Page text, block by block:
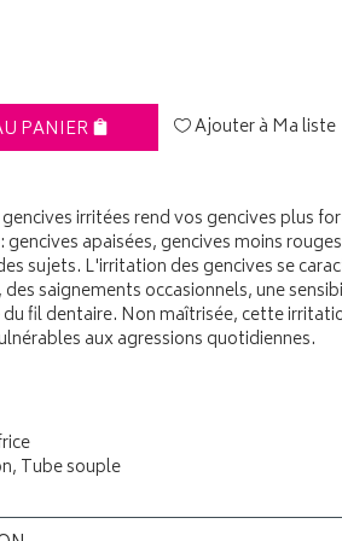
PANIER Ajouter à Ma liste
irritées rend vos gencives plus
apaisées, gencives moins
sujets. L'irritation des gencives se
saignements occasionnels, une
fil dentaire. Non maîtrisée, cette
aux agressions quotidiennes.
Tube souple